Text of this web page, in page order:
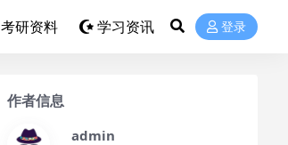
考研资料 学习资讯 登录
作者信息
admin